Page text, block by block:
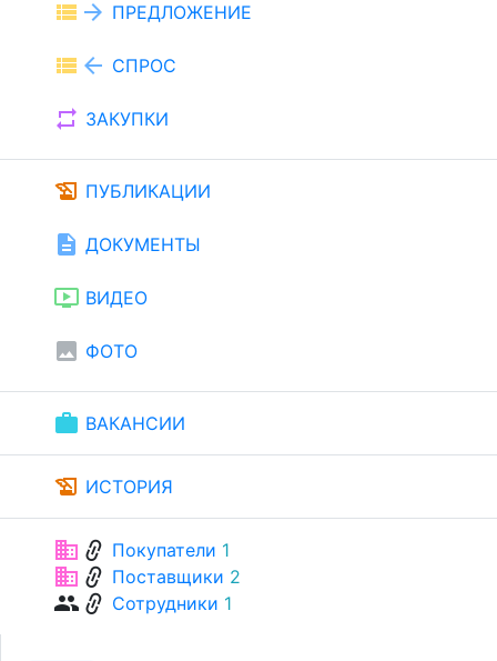
view_list arrow_forward ПРЕДЛОЖЕНИЕ
view_list arrow_back СПРОС
repeat ЗАКУПКИ
history_edu ПУБЛИКАЦИИ
description ДОКУМЕНТЫ
ondemand_video ВИДЕО
image ФОТО
work ВАКАНСИИ
history_edu ИСТОРИЯ
businesslink Покупатели 1
businesslink Поставщики 2
grouplink Сотрудники 1